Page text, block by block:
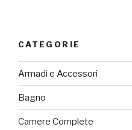
CATEGORIE
Armadi e Accessori
Bagno
Camere Complete